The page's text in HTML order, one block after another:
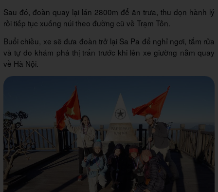
Sau đó, đoàn quay lại lán 2800m để ăn trưa, thu dọn hành lý
rồi tiếp tục xuống núi theo đường cũ về Trạm Tôn.
Buổi chiều, xe sẽ đưa đoàn trở lại Sa Pa để nghỉ ngơi, tắm rửa
và tự do khám phá thị trấn trước khi lên xe giường nằm quay
về Hà Nội.